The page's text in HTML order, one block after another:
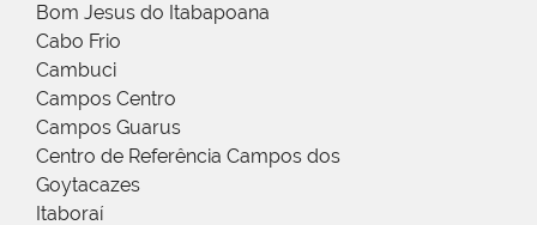
Bom Jesus do Itabapoana
Cabo Frio
Cambuci
Campos Centro
Campos Guarus
Centro de Referência Campos dos
Goytacazes
Itaboraí